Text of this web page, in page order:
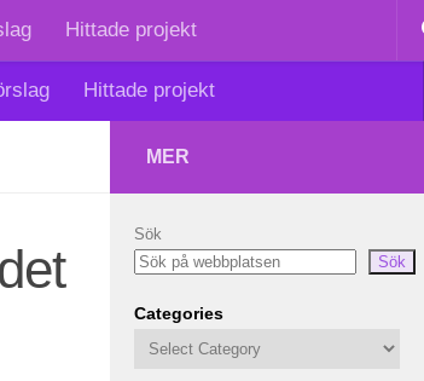
Hittade projekt
Hittade projekt
MER
Sök
Sök
Categories